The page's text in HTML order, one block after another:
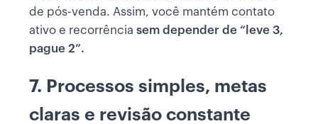
de pós-venda. Assim, você mantém contato
ativo e recorrência sem depender de “leve 3,
pague 2”.
7. Processos simples, metas
claras e revisão constante